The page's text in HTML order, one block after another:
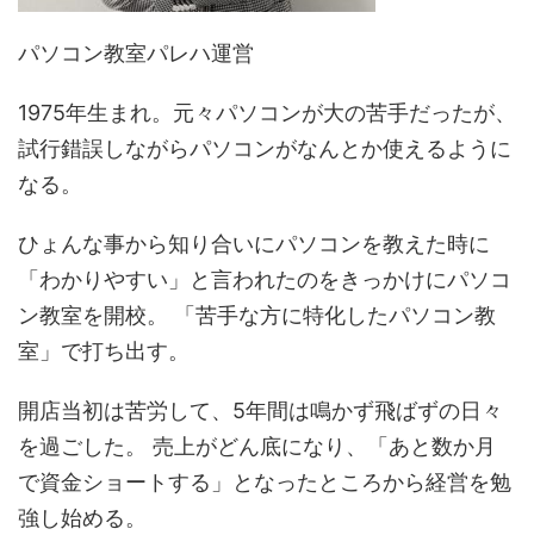
パソコン教室パレハ運営
1975年生まれ。元々パソコンが大の苦手だったが、
試行錯誤しながらパソコンがなんとか使えるように
なる。
ひょんな事から知り合いにパソコンを教えた時に
「わかりやすい」と言われたのをきっかけにパソコ
ン教室を開校。 「苦手な方に特化したパソコン教
室」で打ち出す。
開店当初は苦労して、5年間は鳴かず飛ばずの日々
を過ごした。 売上がどん底になり、「あと数か月
で資金ショートする」となったところから経営を勉
強し始める。